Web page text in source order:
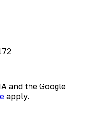
and the Google
apply.